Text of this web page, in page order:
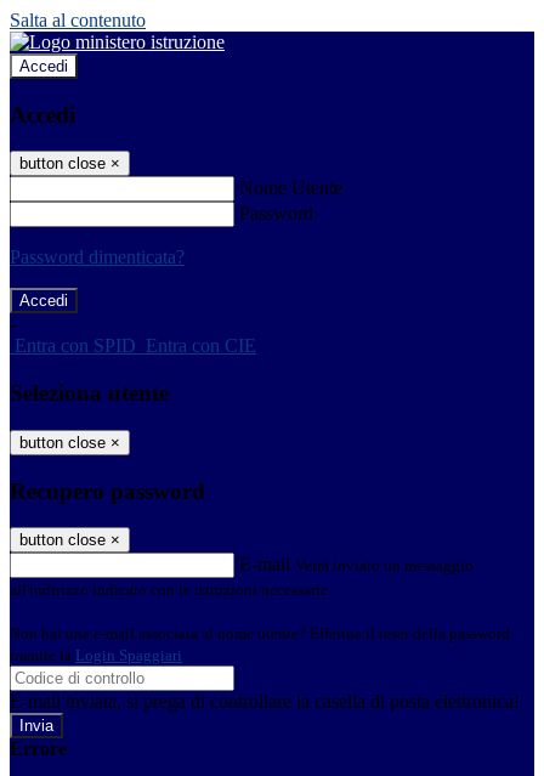
Salta al contenuto
Accedi
Accedi
button close ×
Nome Utente
Password
Password dimenticata?
-
Entra con SPID Entra con CIE
Seleziona utente
button close ×
Recupero password
button close ×
E-mail Verrà inviato un messaggio
all'indirizzo indicato con le istruzioni necessarie.
Non hai una e-mail associata al nome utente? Effettua il reset della password
tramite la Login Spaggiari
E-mail inviata, si prega di controllare la casella di posta elettronica!
Errore